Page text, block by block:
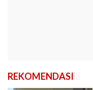
REKOMENDASI